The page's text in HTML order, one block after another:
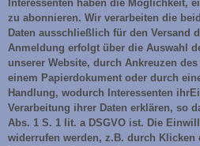
Interessenten haben die Möglichkeit,
zu abonnieren. Wir verarbeiten die
Daten ausschließlich für den Versand
Anmeldung erfolgt über die Auswahl
unserer Website, durch Ankreuzen
einem Papierdokument oder durch
Handlung, wodurch Interessenten
Verarbeitung ihrer Daten erklären, so
Abs. 1 S. 1 lit. a DSGVO ist. Die
widerrufen werden, z.B. durch Klicken